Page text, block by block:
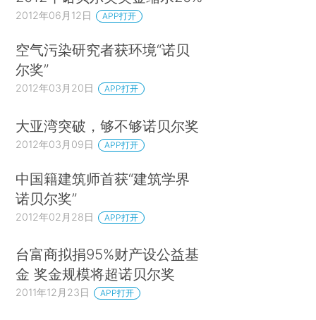
2012年06月12日 APP打开
空气污染研究者获环境“诺贝
尔奖”
2012年03月20日 APP打开
大亚湾突破，够不够诺贝尔奖
2012年03月09日 APP打开
中国籍建筑师首获“建筑学界
诺贝尔奖”
2012年02月28日 APP打开
台富商拟捐95%财产设公益基
金 奖金规模将超诺贝尔奖
2011年12月23日 APP打开